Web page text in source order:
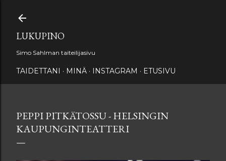
LUKUPINO
Simo Sahlman taiteilijasivu
TAIDETTANI MINÄ INSTAGRAM ETUSIVU
PEPPI PITKÄTOSSU - HELSINGIN
KAUPUNGINTEATTERI